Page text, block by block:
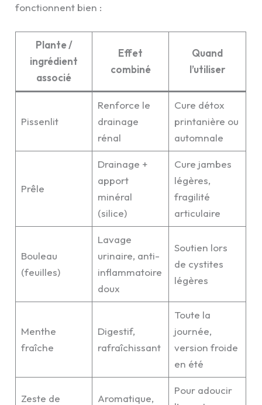
fonctionnent bien :
Plante /
ingrédient
associé
Effet
combiné
Quand
l’utiliser
Pissenlit
Renforce le
drainage
rénal
Cure détox
printanière ou
automnale
Prêle
Drainage +
apport
minéral
(silice)
Cure jambes
légères,
fragilité
articulaire
Bouleau
(feuilles)
Lavage
urinaire, anti-
inflammatoire
doux
Soutien lors
de cystites
légères
Menthe
fraîche
Digestif,
rafraîchissant
Toute la
journée,
version froide
en été
Zeste de Aromatique,
Pour adoucir